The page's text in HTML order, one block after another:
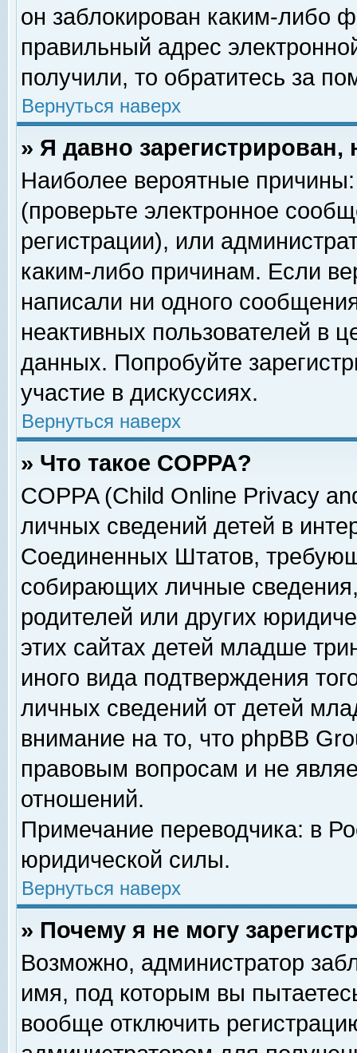
он заблокирован каким-либо
правильный адрес
получили, то обратитесь за
Вернуться наверх
» Я давно
Наиболее вероятные
(проверьте электронное
регистрации), или
каким-либо причинам. Если
написали ни одного
неактивных пользователей в
данных. Попробуйте
участие в дискуссиях.
Вернуться наверх
» Что такое COPPA?
COPPA (Child Online Privacy
личных сведений детей в
Соединенных Штатов,
собирающих личные
родителей или других
этих сайтах детей младше
иного вида подтверждения
личных сведений от детей
внимание на то, что phpBB
правовым вопросам и не
отношений.
Примечание переводчика: в
юридической силы.
Вернуться наверх
» Почему я не могу
Возможно, администратор
имя, под которым вы
вообще отключить